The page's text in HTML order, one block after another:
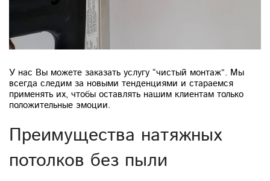
У нас Вы можете заказать услугу “чистый монтаж”. Мы
всегда следим за новыми тенденциями и стараемся
применять их, чтобы оставлять нашим клиентам только
положительные эмоции.
Преимущества натяжных
потолков без пыли